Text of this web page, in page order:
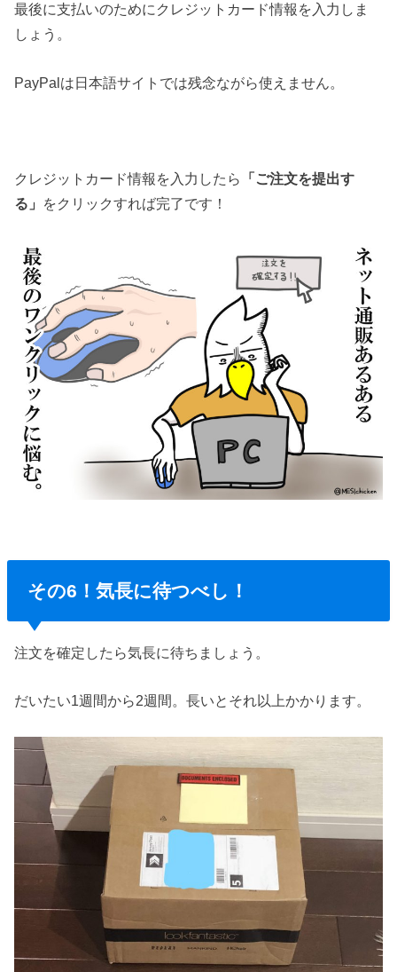
最後に支払いのためにクレジットカード情報を入力しま
しょう。
PayPalは日本語サイトでは残念ながら使えません。
クレジットカード情報を入力したら
「ご注文を提出す
る」 をクリックすれば完了です！
その6！気長に待つべし！
注文を確定したら気長に待ちましょう。
だいたい1週間から2週間。長いとそれ以上かかります。